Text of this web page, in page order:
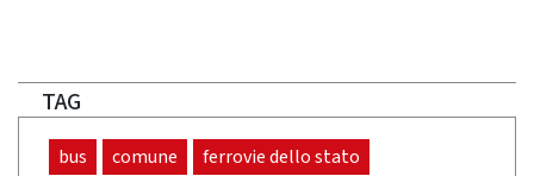
TAG
bus comune ferrovie dello stato